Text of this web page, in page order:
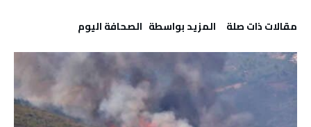
‫مقالات ذات صلة‬ ‫‫المزيد بواسطة‬ ‬ ‭ ‬الصحافة‭ ‬اليوم